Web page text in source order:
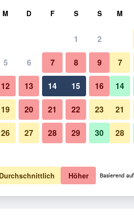
Preise anzeigen
Preise anzeigen
M D F S S
1 2
5 6 7 8 9
12 13 14 15 16
19 20 21 22 23
26 27 28 29 30
M
7
14
21
28
Durchschnittlich Höher Basierend